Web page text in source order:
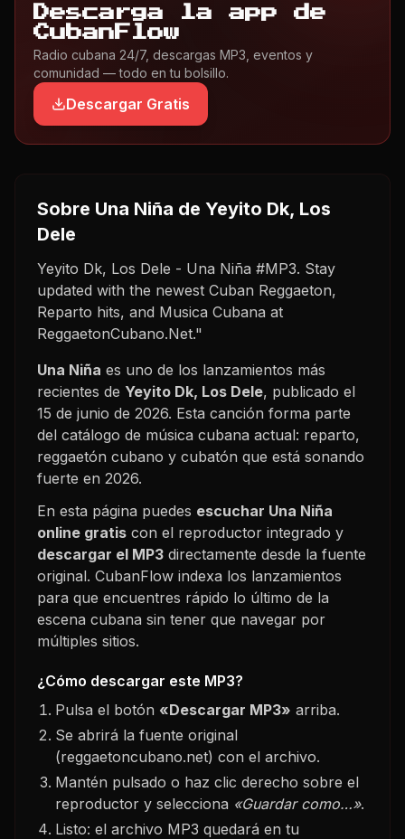
Descarga la app de
CubanFlow
Radio cubana 24/7, descargas MP3, eventos y
comunidad — todo en tu bolsillo.
Descargar Gratis
Sobre Una Niña de Yeyito Dk, Los
Dele
Yeyito Dk, Los Dele - Una Niña #MP3. Stay
updated with the newest Cuban Reggaeton,
Reparto hits, and Musica Cubana at
ReggaetonCubano.Net."
Una Niña es uno de los lanzamientos más
recientes de Yeyito Dk, Los Dele, publicado el
15 de junio de 2026. Esta canción forma parte
del catálogo de música cubana actual: reparto,
reggaetón cubano y cubatón que está sonando
fuerte en 2026.
En esta página puedes escuchar Una Niña
online gratis con el reproductor integrado y
descargar el MP3 directamente desde la fuente
original. CubanFlow indexa los lanzamientos
para que encuentres rápido lo último de la
escena cubana sin tener que navegar por
múltiples sitios.
¿Cómo descargar este MP3?
Pulsa el botón «Descargar MP3» arriba.
Se abrirá la fuente original
(reggaetoncubano.net) con el archivo.
Mantén pulsado o haz clic derecho sobre el
reproductor y selecciona «Guardar como…».
Listo: el archivo MP3 quedará en tu